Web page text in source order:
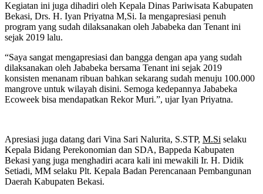
Kegiatan ini juga dihadiri oleh Kepala Dinas Pariwisata Kabupaten
Bekasi, Drs. H. Iyan Priyatna M,Si. Ia mengapresiasi penuh
program yang sudah dilaksanakan oleh Jababeka dan Tenant ini
sejak 2019 lalu.
“Saya sangat mengapresiasi dan bangga dengan apa yang sudah
dilaksanakan oleh Jababeka bersama Tenant ini sejak 2019
konsisten menanam ribuan bahkan sekarang sudah menuju 100.000
mangrove untuk wilayah disini. Semoga kedepannya Jababeka
Ecoweek bisa mendapatkan Rekor Muri.”, ujar Iyan Priyatna.
Apresiasi juga datang dari Vina Sari Nalurita, S.STP, M.Si selaku
Kepala Bidang Perekonomian dan SDA, Bappeda Kabupaten
Bekasi yang juga menghadiri acara kali ini mewakili Ir. H. Didik
Setiadi, MM selaku Plt. Kepala Badan Perencanaan Pembangunan
Daerah Kabupaten Bekasi.